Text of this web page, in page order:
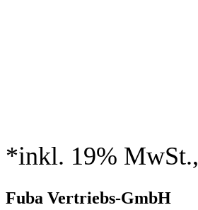
*inkl. 19% MwSt.,
Fuba Vertriebs-GmbH